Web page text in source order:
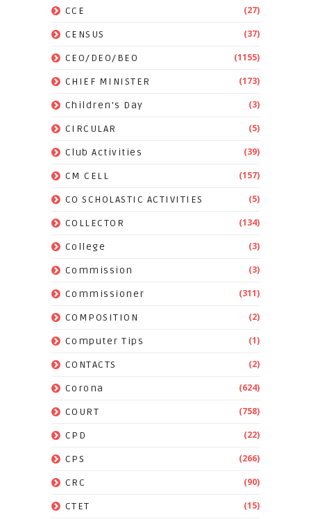
CCE (27)
CENSUS (37)
CEO/DEO/BEO (1155)
CHIEF MINISTER (173)
Children's Day (3)
CIRCULAR (5)
Club Activities (39)
CM CELL (157)
CO SCHOLASTIC ACTIVITIES (5)
COLLECTOR (134)
College (3)
Commission (3)
Commissioner (311)
COMPOSITION (2)
Computer Tips (1)
CONTACTS (2)
Corona (624)
COURT (758)
CPD (22)
CPS (266)
CRC (90)
CTET (15)